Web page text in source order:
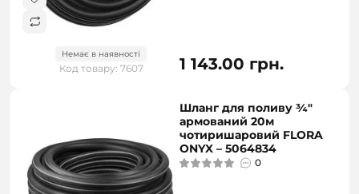
Немає в наявності
Код товару: 7607 1 143.00 грн.
Шланг для поливу ¾"
армований 20м
чотиришаровий FLORA
ONYX – 5064834
0